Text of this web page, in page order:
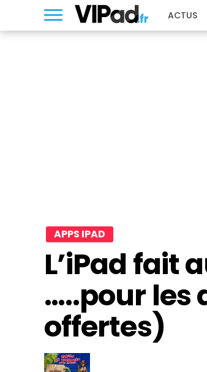
ACTUS
APPS IPAD
L’iPad fait
…..pour les
offertes)